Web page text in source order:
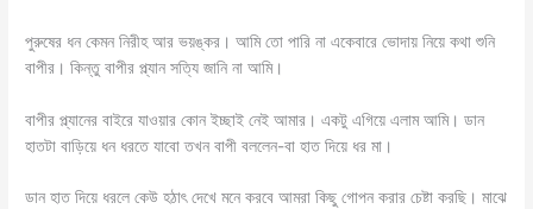
পুরুষের ধন কেমন নিরীহ আর ভয়ঙ্কর। আমি তো পারি না একেবারে ভোদায় নিয়ে কথা শুনি
বাপীর। কিন্তু বাপীর প্ল্যান সত্যি জানি না আমি।
বাপীর প্ল্যানের বাইরে যাওয়ার কোন ইচ্ছাই নেই আমার। একটু এগিয়ে এলাম আমি। ডান
হাতটা বাড়িয়ে ধন ধরতে যাবো তখন বাপী বললেন-বা হাত দিয়ে ধর মা।
ডান হাত দিয়ে ধরলে কেউ হঠাৎ দেখে মনে করবে আমরা কিছু গোপন করার চেষ্টা করছি। মাঝে